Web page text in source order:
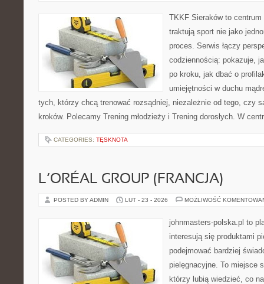
TKKF Sieraków to
traktują sport nie jako
proces. Serwis łączy
codziennością: pokazuje,
po kroku, jak dbać o
umiejętności w duchu
tych, którzy chcą trenować rozsądniej, niezależnie od tego, czy
kroków. Polecamy Trening młodzieży i Trening dorosłych. W
CATEGORIES: TĘSKNOTA
L’ORÉAL GROUP (FRANCJA)
POSTED BY ADMIN LUT - 23 - 2026 MOŻLIWOŚĆ
johnmasters-polska.pl to
interesują się produktami
podejmować bardziej
pielęgnacyjne. To miejsce
którzy lubią wiedzieć, co